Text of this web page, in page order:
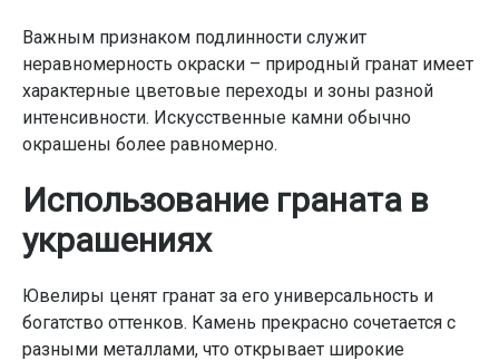
Важным признаком подлинности служит
неравномерность окраски – природный гранат имеет
характерные цветовые переходы и зоны разной
интенсивности. Искусственные камни обычно
окрашены более равномерно.
Использование граната в
украшениях
Ювелиры ценят гранат за его универсальность и
богатство оттенков. Камень прекрасно сочетается с
разными металлами, что открывает широкие